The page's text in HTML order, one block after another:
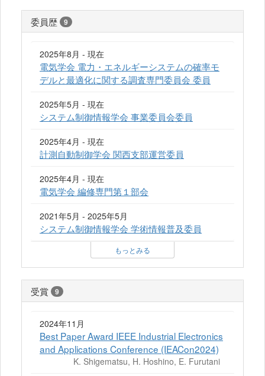
委員歴 9
2025年8月 - 現在
電気学会 電力・エネルギーシステムの確率モ
デルと最適化に関する調査専門委員会 委員
2025年5月 - 現在
システム制御情報学会 事業委員会委員
2025年4月 - 現在
計測自動制御学会 関西支部運営委員
2025年4月 - 現在
電気学会 編修専門第１部会
2021年5月 - 2025年5月
システム制御情報学会 学術情報普及委員
もっとみる
受賞 9
2024年11月
Best Paper Award IEEE Industrial Electronics
and Applications Conference (IEACon2024)
K. Shigematsu, H. Hoshino, E. Furutani